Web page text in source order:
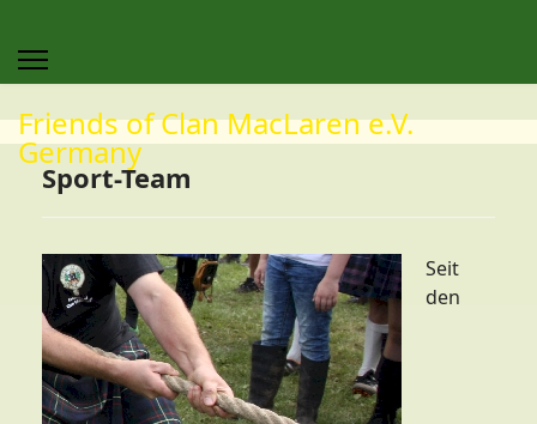
Friends of Clan MacLaren e.V.
Germany
Sport-Team
Seit
den